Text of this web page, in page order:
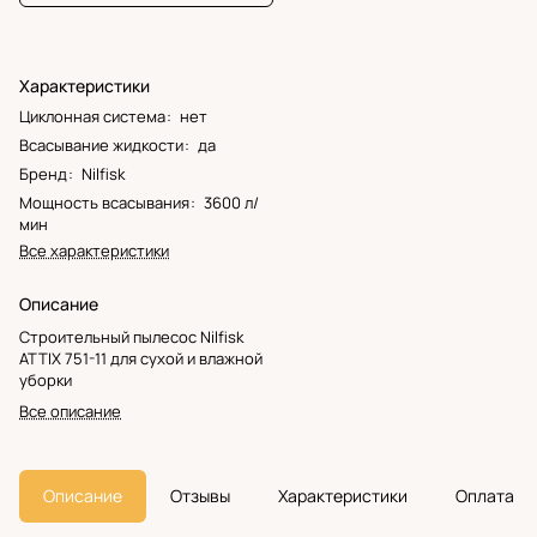
Характеристики
Циклонная система: нет
Всасывание жидкости: да
Бренд: Nilfisk
Мощность всасывания: 3600 л/
мин
Все характеристики
Описание
Строительный пылесос Nilfisk
ATTIX 751-11 для сухой и влажной
уборки
Все описание
Описание Отзывы Характеристики Оплата